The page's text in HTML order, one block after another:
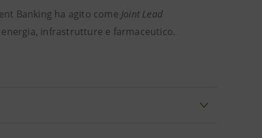
Banking ha agito come Joint Lead
infrastrutture e farmaceutico.